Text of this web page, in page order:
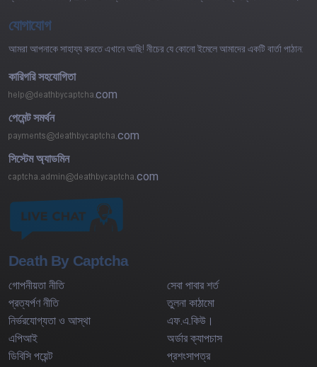
যোগাযোগ
আমরা আপনাকে সাহায্য করতে এখানে আছি! নীচের যে কোনো ইমেলে আমাদের একটি বার্তা পাঠান:
কারিগরি সহযোগিতা
com
পেমেন্ট সমর্থন
com
সিস্টেম অ্যাডমিন
com
Death By Captcha
গোপনীয়তা নীতি
সেবা পাবার শর্ত
প্রত্যর্পণ নীতি
তুলনা কাঠামো
নির্ভরযোগ্যতা ও আস্থা
এফ.এ.কিউ।
এপিআই
অর্ডার ক্যাপচাস
ডিবিসি পয়েন্ট
প্রশংসাপত্র